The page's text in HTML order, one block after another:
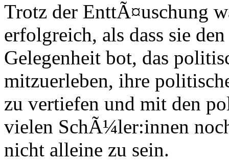
Trotz der EnttÃ¤uschung
erfolgreich, als dass sie
Gelegenheit bot, das
mitzuerleben, ihre
zu vertiefen und mit den
vielen SchÃ¼ler:innen
nicht alleine zu sein.